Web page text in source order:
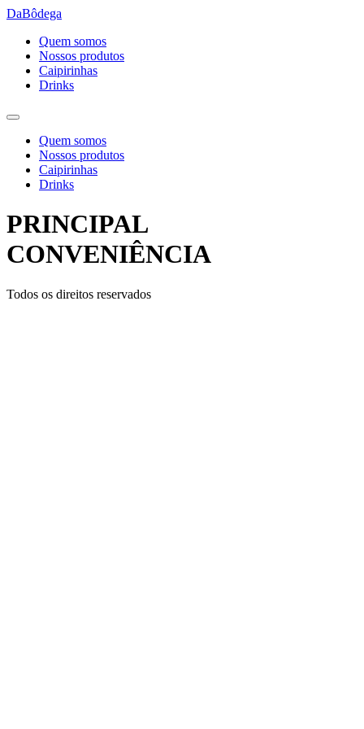
Ir
conteúdo
DaBôdega
Quem somos
Nossos produtos
Caipirinhas
Drinks
Quem somos
Nossos produtos
Caipirinhas
Drinks
PRINCIPAL
CONVENIÊNCIA
Todos os direitos reservados